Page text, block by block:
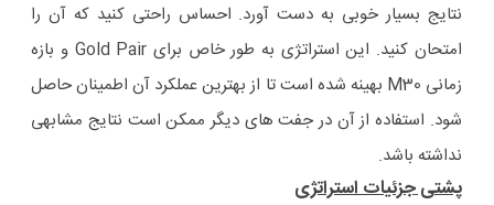
نتایج بسیار خوبی به دست آورد. احساس راحتی کنید که آن را
امتحان کنید. این استراتژی به طور خاص برای Gold Pair و بازه
زمانی M30 بهینه شده است تا از بهترین عملکرد آن اطمینان حاصل
شود. استفاده از آن در جفت های دیگر ممکن است نتایج مشابهی
نداشته باشد.
پشتیجزئیات استراتژی